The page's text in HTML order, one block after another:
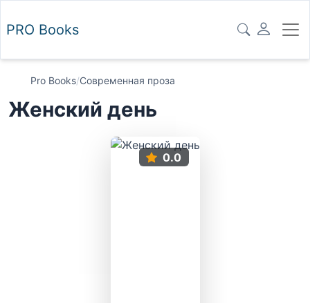
PRO Books
Pro Books/Современная проза
Женский день
0.0